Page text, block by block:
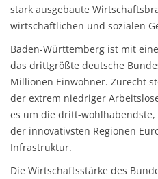
stark ausgebaute
wirtschaftlichen und sozialen
Baden-Württemberg ist mit
das drittgrößte deutsche
Millionen Einwohner. Zurecht
der extrem niedriger
es um die dritt-
der innovativsten Regionen
Infrastruktur.
Die Wirtschaftsstärke des